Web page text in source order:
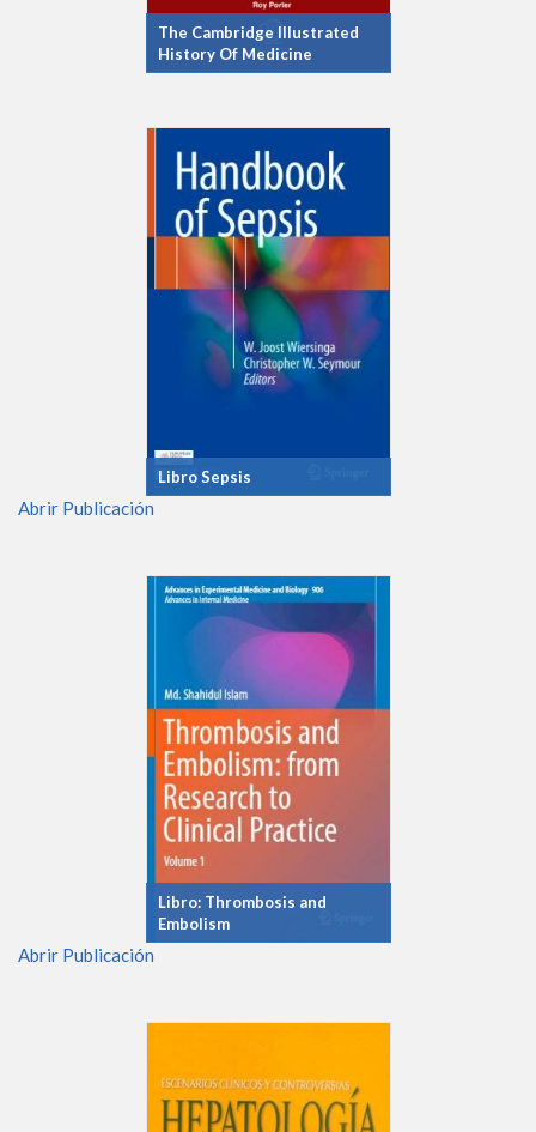
The Cambridge Illustrated
History Of Medicine
Libro Sepsis
Abrir Publicación
Libro: Thrombosis and
Embolism
Abrir Publicación